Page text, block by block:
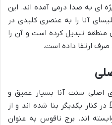
ای به صدا درمی آمده اند. این
آنا را به عنصری کلیدی در
منطقه تبدیل کرده است و آن را
ارتقا داده است.
اصلی سنت آنا بسیار عمیق و
کنار یکدیگر بنا شده اند و از
اند. برج ناقوس به عنوان